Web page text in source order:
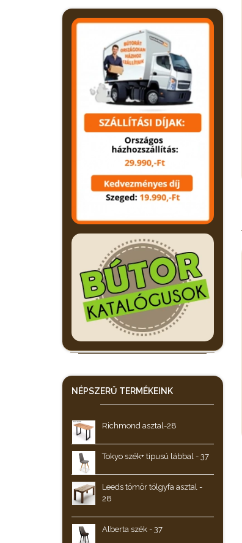
NÉPSZERŰ TERMÉKEINK
Richmond asztal-28
Tokyo szék+ tipusú lábbal - 37
Leeds tömör tölgyfa asztal -
28
Alberta szék - 37